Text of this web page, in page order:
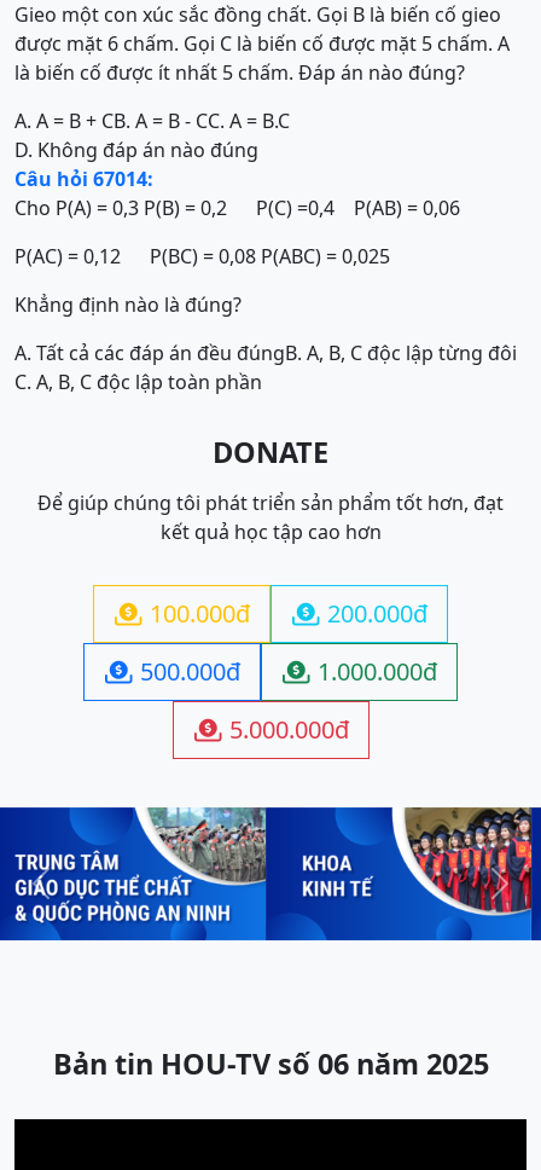
Gieo một con xúc sắc đồng chất. Gọi B là biến cố gieo
được mặt 6 chấm. Gọi C là biến cố được mặt 5 chấm. A
là biến cố được ít nhất 5 chấm. Đáp án nào đúng?
A. A = B + CB. A = B - CC. A = B.C
D. Không đáp án nào đúng
Câu hỏi 67014:
Cho P(A) = 0,3 P(B) = 0,2 P(C) =0,4 P(AB) = 0,06
P(AC) = 0,12 P(BC) = 0,08 P(ABC) = 0,025
Khẳng định nào là đúng?
A. Tất cả các đáp án đều đúngB. A, B, C độc lập từng đôi
C. A, B, C độc lập toàn phần
DONATE
Để giúp chúng tôi phát triển sản phẩm tốt hơn, đạt
kết quả học tập cao hơn
 100.000đ  200.000đ
 500.000đ  1.000.000đ
 5.000.000đ
Previous Next
Bản tin HOU-TV số 06 năm 2025